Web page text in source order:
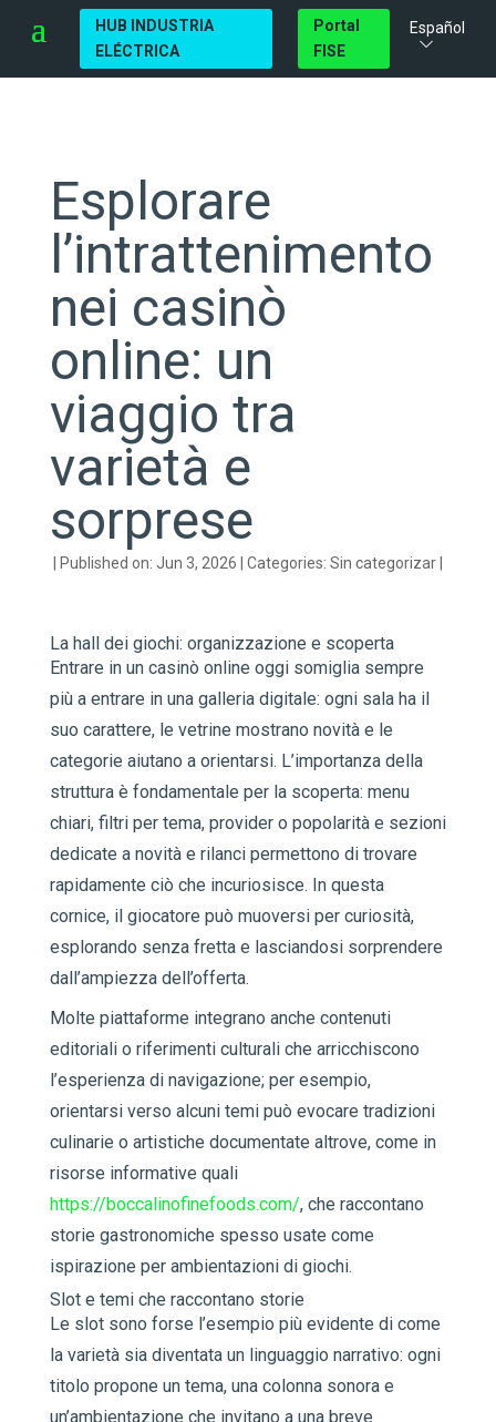
HUB INDUSTRIA
ELÉCTRICA
Portal
FISE
Español
Esplorare
l’intrattenimento
nei casinò
online: un
viaggio tra
varietà e
sorprese
Published on: Jun 3, 2026 Categories: Sin categorizar
La hall dei giochi: organizzazione e scoperta
Entrare in un casinò online oggi somiglia sempre
più a entrare in una galleria digitale: ogni sala ha il
suo carattere, le vetrine mostrano novità e le
categorie aiutano a orientarsi. L’importanza della
struttura è fondamentale per la scoperta: menu
chiari, filtri per tema, provider o popolarità e sezioni
dedicate a novità e rilanci permettono di trovare
rapidamente ciò che incuriosisce. In questa
cornice, il giocatore può muoversi per curiosità,
esplorando senza fretta e lasciandosi sorprendere
dall’ampiezza dell’offerta.
Molte piattaforme integrano anche contenuti
editoriali o riferimenti culturali che arricchiscono
l’esperienza di navigazione; per esempio,
orientarsi verso alcuni temi può evocare tradizioni
culinarie o artistiche documentate altrove, come in
risorse informative quali
https://boccalinofinefoods.com/, che raccontano
storie gastronomiche spesso usate come
ispirazione per ambientazioni di giochi.
Slot e temi che raccontano storie
Le slot sono forse l’esempio più evidente di come
la varietà sia diventata un linguaggio narrativo: ogni
titolo propone un tema, una colonna sonora e
un’ambientazione che invitano a una breve